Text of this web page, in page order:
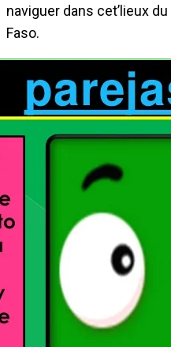
naviguer dans cet’lieux
Faso.